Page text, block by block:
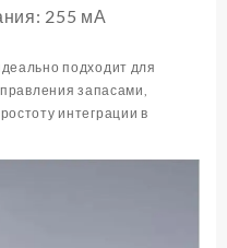
255 мА
подходит для
запасами,
интеграции в